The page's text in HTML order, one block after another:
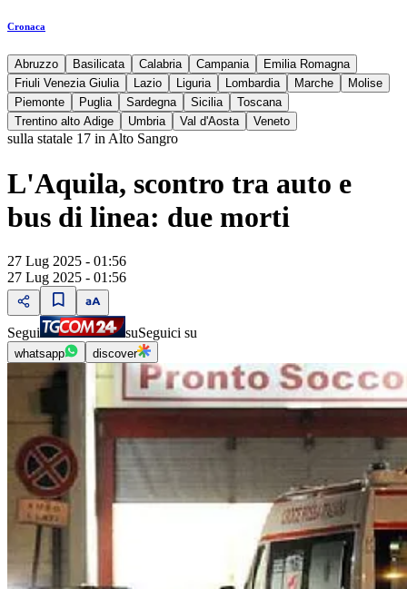
Cronaca
Abruzzo Basilicata Calabria Campania
Emilia Romagna
Friuli Venezia Giulia
Lazio Liguria Lombardia Marche
Molise
Piemonte
Puglia Sardegna Sicilia
Toscana
Trentino alto Adige
Umbria Val d'Aosta Veneto
sulla statale 17 in Alto Sangro
L'Aquila, scontro tra auto e
bus di linea: due morti
27 Lug 2025 - 01:56
27 Lug 2025 - 01:56
Segui suSeguici su
whatsapp discover